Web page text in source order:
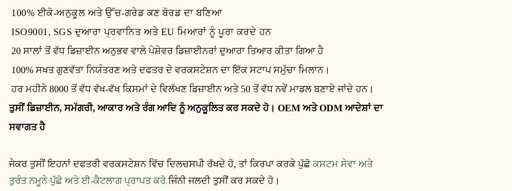
100% ਈਕੋ-ਅਨੁਕੂਲ ਅਤੇ ਉੱਚ-ਗਰੇਡ ਕਣ ਬੋਰਡ ਦਾ ਬਣਿਆ
ISO9001, SGS ਦੁਆਰਾ ਪ੍ਰਵਾਨਿਤ ਅਤੇ EU ਮਿਆਰਾਂ ਨੂੰ ਪੂਰਾ ਕਰਦੇ ਹਨ
20 ਸਾਲਾਂ ਤੋਂ ਵੱਧ ਡਿਜ਼ਾਈਨ ਅਨੁਭਵ ਵਾਲੇ ਪੇਸ਼ੇਵਰ ਡਿਜ਼ਾਈਨਰਾਂ ਦੁਆਰਾ ਤਿਆਰ ਕੀਤਾ ਗਿਆ ਹੈ
100% ਸਖਤ ਗੁਣਵੱਤਾ ਨਿਯੰਤਰਣ ਅਤੇ ਦਫਤਰ ਦੇ ਵਰਕਸਟੇਸ਼ਨ ਦਾ ਇੱਕ ਸਟਾਪ ਸਮੁੱਚਾ ਮਿਲਾਨ।
ਹਰ ਮਹੀਨੇ 8000 ਤੋਂ ਵੱਧ ਵੱਖ-ਵੱਖ ਕਿਸਮਾਂ ਦੇ ਵਿਲੱਖਣ ਡਿਜ਼ਾਈਨ ਅਤੇ 50 ਤੋਂ ਵੱਧ ਨਵੇਂ ਮਾਡਲ ਬਣਾਏ ਜਾਂਦੇ ਹਨ।
ਤੁਸੀਂ ਡਿਜ਼ਾਈਨ, ਸਮੱਗਰੀ, ਆਕਾਰ ਅਤੇ ਰੰਗ ਆਦਿ ਨੂੰ ਅਨੁਕੂਲਿਤ ਕਰ ਸਕਦੇ ਹੋ। OEM ਅਤੇ ODM ਆਦੇਸ਼ਾਂ ਦਾ
ਸਵਾਗਤ ਹੈ
ਜੇਕਰ ਤੁਸੀਂ ਇਹਨਾਂ ਦਫਤਰੀ ਵਰਕਸਟੇਸ਼ਨ ਵਿੱਚ ਦਿਲਚਸਪੀ ਰੱਖਦੇ ਹੋ, ਤਾਂ ਕਿਰਪਾ ਕਰਕੇ ਪੁੱਛੋ ਕਸਟਮ ਸੇਵਾ ਅਤੇ
ਤੁਰੰਤ ਨਮੂਨੇ ਪੁੱਛੋ ਅਤੇ ਈ-ਕੈਟਲਾਗ ਪ੍ਰਾਪਤ ਕਰੋ ਜਿੰਨੀ ਜਲਦੀ ਤੁਸੀਂ ਕਰ ਸਕਦੇ ਹੋ।